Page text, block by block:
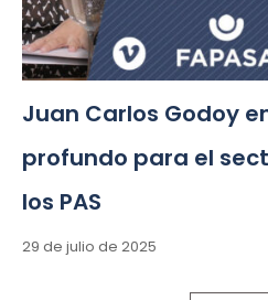
Juan Carlos Godoy
profundo para el
los PAS
29 de julio de 2025